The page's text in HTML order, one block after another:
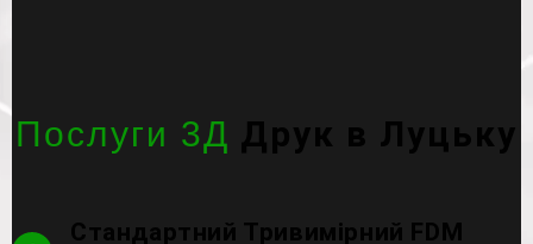
Послуги 3Д Друк в Луцьку
Стандартний Тривимірний FDM